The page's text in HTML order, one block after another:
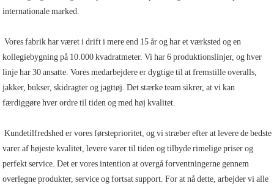
internationale marked.
kollegiebygning på 10.000 kvadratmeter. Vi har 6 produktionslinjer, og hver
linje har 30 ansatte. Vores medarbejdere er dygtige til at fremstille overalls,
jakker, bukser, skidragter og jagttøj. Det stærke team sikrer, at vi kan
færdiggøre hver ordre til tiden og med høj kvalitet.
varer af højeste kvalitet, levere varer til tiden og tilbyde rimelige priser og
perfekt service. Det er vores intention at overgå forventningerne gennem
overlegne produkter, service og fortsat support. For at nå dette, arbejder vi alle